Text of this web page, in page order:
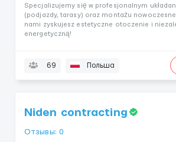
Specjalizujemy się w profesjonalnym
(podjazdy, tarasy) oraz montażu
nami zyskujesz estetyczne otoczenie i
energetyczną!
69 Польша
Niden contracting
Отзывы: 0